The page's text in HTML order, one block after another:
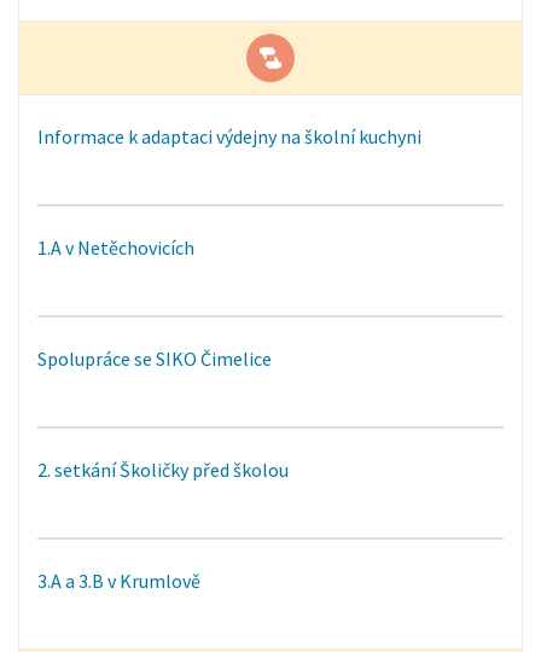
Informace k adaptaci výdejny na školní kuchyni
1.A v Netěchovicích
Spolupráce se SIKO Čimelice
2. setkání Školičky před školou
3.A a 3.B v Krumlově